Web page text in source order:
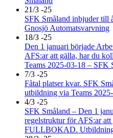
21/3 -25
SFK Småland inbjuder till
Gnosjö Automatsvarvning
18/3 -25
Den 1 januari började
AFS:ar att gälla, har du
Teams 2025-03-18 – SFK
7/3 -25
Fåtal platser kvar. SFK
utbildning via Teams
4/3 -25
SFK Småland – Den 1
regelstruktur för AFS:ar
FULLBOKAD. Utbildning